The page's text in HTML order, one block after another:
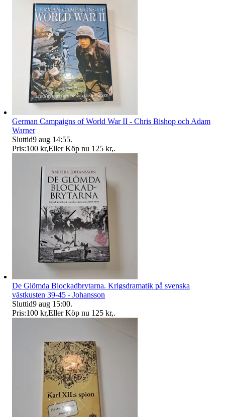
German Campaigns of World War II - Chris Bishop och Adam
Warner
Sluttid9 aug 14:55.
Pris:100 kr,Eller Köp nu 125 kr,.
De Glömda Blockadbrytarna. Krigsdramatik på svenska
västkusten 39-45 - Johansson
Sluttid9 aug 15:00.
Pris:100 kr,Eller Köp nu 125 kr,.